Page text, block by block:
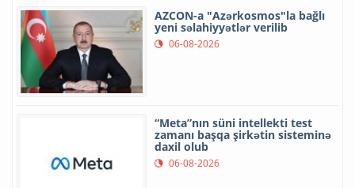
AZCON-a "Azərkosmos"la bağlı
yeni səlahiyyətlər verilib
06-08-2026
“Meta”nın süni intellekti test
zamanı başqa şirkətin sisteminə
daxil olub
06-08-2026